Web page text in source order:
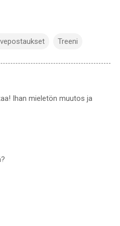
Treeni
Ihan mieletön muutos ja